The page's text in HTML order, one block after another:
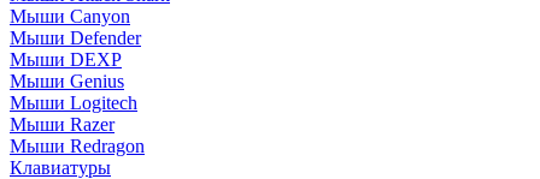
Мыши Canyon
Мыши Defender
Мыши DEXP
Мыши Genius
Мыши Logitech
Мыши Razer
Мыши Redragon
Клавиатуры